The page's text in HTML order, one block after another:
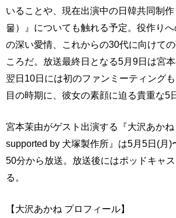
いることや、現在出演中の日韓共同制
물）』についても触れる予定。役作り
の深い愛情、これからの30代に向けて
ころだ。放送最終日となる5月9日は宮本
翌日10日には初のファンミーティング
目の時期に、彼女の素顔に迫る貴重な5
宮本茉由がゲスト出演する『大沢あか
supported by 犬塚製作所』は5月5日(月)
50分から放送。放送後にはポッドキャ
る。
【大沢あかね プロフィール】